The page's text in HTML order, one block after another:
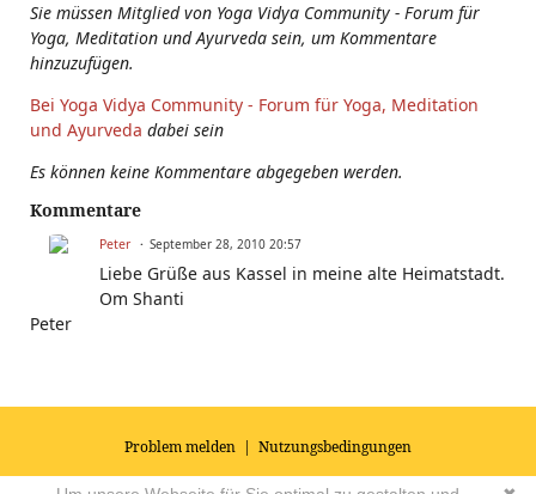
Sie müssen Mitglied von Yoga Vidya Community - Forum für
Yoga, Meditation und Ayurveda sein, um Kommentare
hinzuzufügen.
Bei Yoga Vidya Community - Forum für Yoga, Meditation
und Ayurveda dabei sein
Es können keine Kommentare abgegeben werden.
Kommentare
Peter September 28, 2010 20:57
Liebe Grüße aus Kassel in meine alte Heimatstadt.
Om Shanti
Peter
Problem melden | Nutzungsbedingungen
© 2026Impressum|Datenschutz|AGB's| Yoga Vidya Community -